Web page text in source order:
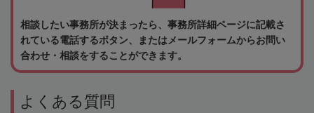
相談したい事務所が決まったら、事務所詳細ページに記載さ
れている電話するボタン、またはメールフォームからお問い
合わせ・相談をすることができます。
よくある質問